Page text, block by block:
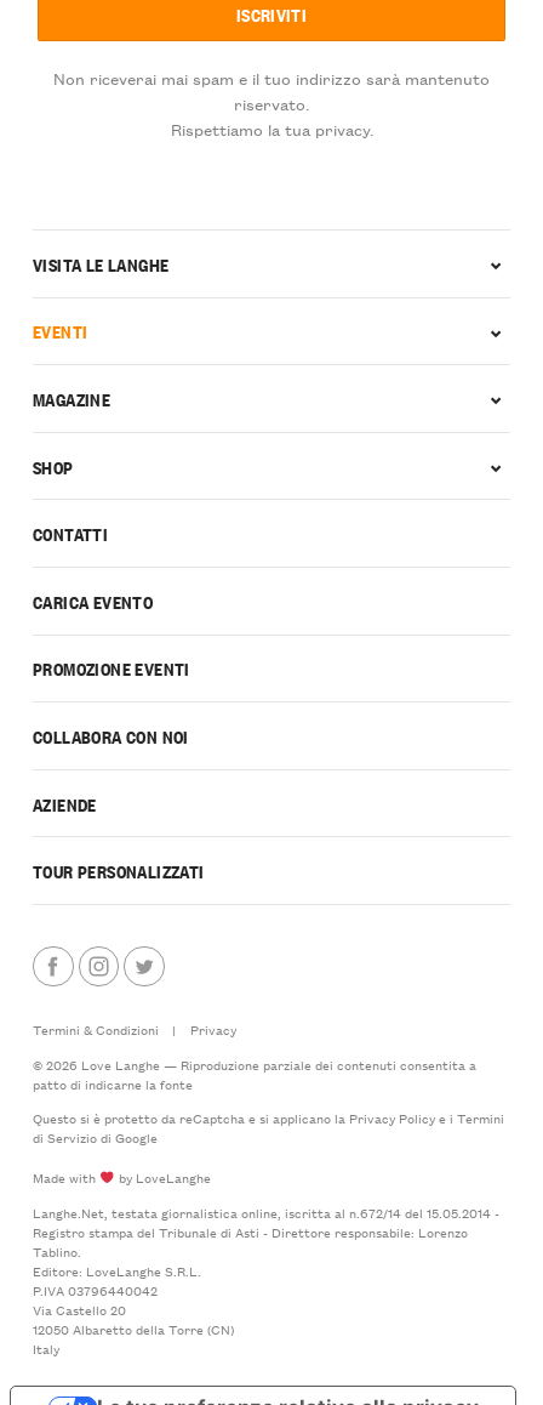
Non riceverai mai spam e il tuo indirizzo sarà mantenuto
riservato.
Rispettiamo la tua privacy.
CONTATTI
CARICA EVENTO
PROMOZIONE EVENTI
COLLABORA CON NOI
AZIENDE
TOUR PERSONALIZZATI
VISITA LE LANGHE
EVENTI
MAGAZINE
SHOP
Termini & Condizioni |
Privacy
© 2026 Love Langhe — Riproduzione parziale dei contenuti consentita a
patto di indicarne la fonte
Questo si è protetto da reCaptcha e si applicano la Privacy Policye i Termini
di Serviziodi Google
Made with
by LoveLanghe
Langhe.Net, testata giornalistica online, iscritta al n.672/14 del 15.05.2014 -
Registro stampa del Tribunale di Asti - Direttore responsabile: Lorenzo
Tablino.
Editore: LoveLanghe S.R.L.
P.IVA 03796440042
Via Castello 20
12050 Albaretto della Torre (CN)
Italy